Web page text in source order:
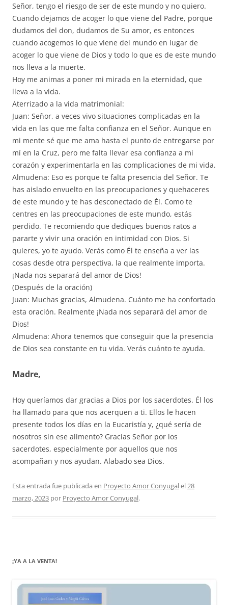
Señor, tengo el riesgo de ser de este mundo y no quiero.
Cuando dejamos de acoger lo que viene del Padre, porque
dudamos del don, dudamos de Su amor, es entonces
cuando acogemos lo que viene del mundo en lugar de
acoger lo que viene de Dios y todo lo que es de este mundo
nos lleva a la muerte.
Hoy me animas a poner mi mirada en la eternidad, que
lleva a la vida.
Aterrizado a la vida matrimonial:
Juan: Señor, a veces vivo situaciones complicadas en la
vida en las que me falta confianza en el Señor. Aunque en
mi mente sé que me ama hasta el punto de entregarse por
mí en la Cruz, pero me falta llevar esa confianza a mi
corazón y experimentarla en las complicaciones de mi vida.
Almudena: Eso es porque te falta presencia del Señor. Te
has aislado envuelto en las preocupaciones y quehaceres
de este mundo y te has desconectado de Él. Como te
centres en las preocupaciones de este mundo, estás
perdido. Te recomiendo que dediques buenos ratos a
pararte y vivir una oración en intimidad con Dios. Si
quieres, yo te ayudo. Verás como Él te enseña a ver las
cosas desde otra perspectiva, la que realmente importa.
¡Nada nos separará del amor de Dios!
(Después de la oración)
Juan: Muchas gracias, Almudena. Cuánto me ha confortado
esta oración. Realmente ¡Nada nos separará del amor de
Dios!
Almudena: Ahora tenemos que conseguir que la presencia
de Dios sea constante en tu vida. Verás cuánto te ayuda.
Madre,
Hoy queríamos dar gracias a Dios por los sacerdotes. Él los
ha llamado para que nos acerquen a ti. Ellos le hacen
presente todos los días en la Eucaristía y, ¿qué sería de
nosotros sin ese alimento? Gracias Señor por los
sacerdotes, especialmente por aquellos que nos
acompañan y nos ayudan. Alabado sea Dios.
Esta entrada fue publicada en Proyecto Amor Conyugalel28
marzo, 2023 por Proyecto Amor Conyugal.
¡YA A LA VENTA!